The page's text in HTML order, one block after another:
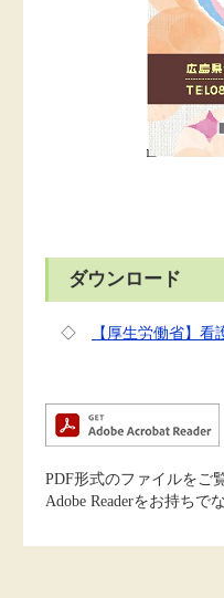
ダウンロード
◇ 【厚生労働省】
PDF形式のファイルをご
Adobe Readerをお持ちで